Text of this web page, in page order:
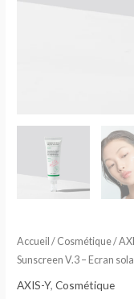
Accueil / Cosmétique/
Sunscreen V.3 – Ecran
AXIS-Y,Cosmétique